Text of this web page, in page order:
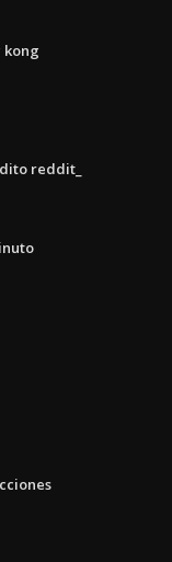
kong
reddit_